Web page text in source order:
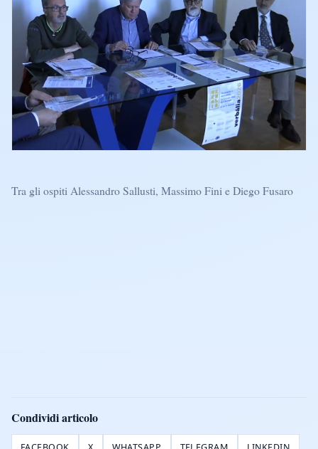
Tra gli ospiti Alessandro Sallusti, Massimo Fini e Diego Fusaro
Condividi articolo